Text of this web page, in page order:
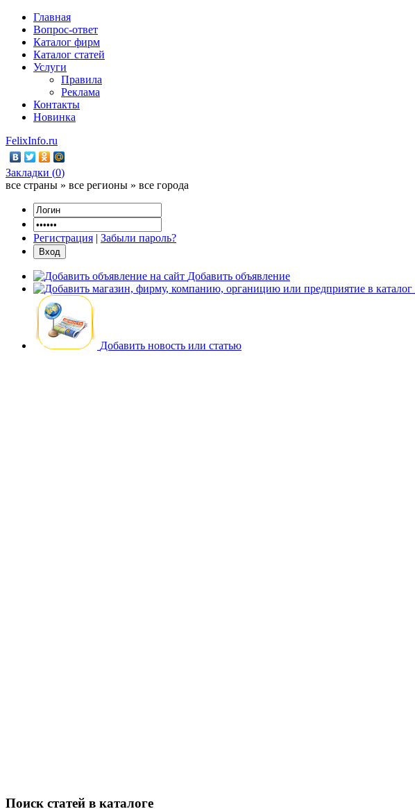
Главная
Вопрос-ответ
Каталог фирм
Каталог статей
Услуги
Правила
Реклама
Контакты
Новинка
FelixInfo.ru
Закладки (0)
все страны » все регионы » все города
Регистрация | Забыли пароль?
Добавить объявление
Добавить новость или статью
Поиск статей в каталоге